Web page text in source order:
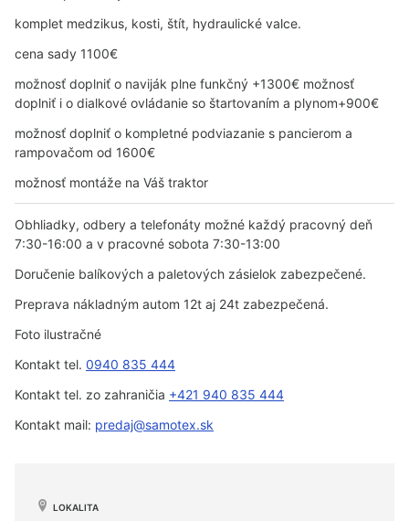
komplet medzikus, kosti, štít, hydraulické valce.
cena sady 1100€
možnosť doplniť o naviják plne funkčný +1300€ možnosť
doplniť i o dialkové ovládanie so štartovaním a plynom+900€
možnosť doplniť o kompletné podviazanie s pancierom a
rampovačom od 1600€
možnosť montáže na Váš traktor
Obhliadky, odbery a telefonáty možné každý pracovný deň
7:30-16:00 a v pracovné sobota 7:30-13:00
Doručenie balíkových a paletových zásielok zabezpečené.
Preprava nákladným autom 12t aj 24t zabezpečená.
Foto ilustračné
Kontakt tel. 0940 835 444
Kontakt tel. zo zahraničia +421 940 835 444
Kontakt mail: predaj@samotex.sk
LOKALITA